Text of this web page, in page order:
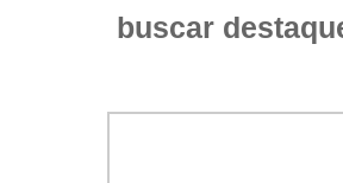
buscar